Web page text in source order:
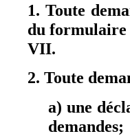
1. Toute
du formulaire
VII.
2. Toute
a) une
demandes;